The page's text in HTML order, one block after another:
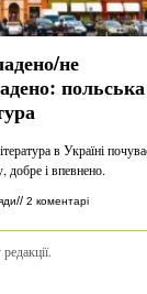
не
польська
в Україні
добре і впевнено.
// 2 коментарі